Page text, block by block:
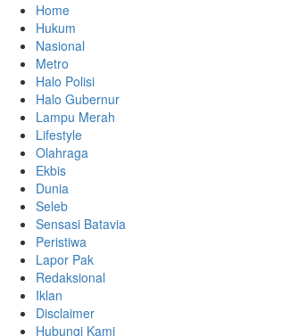
Home
Hukum
Nasional
Metro
Halo Polisi
Halo Gubernur
Lampu Merah
Lifestyle
Olahraga
Ekbis
Dunia
Seleb
Sensasi Batavia
Peristiwa
Lapor Pak
Redaksional
Iklan
Disclaimer
Hubungi Kami